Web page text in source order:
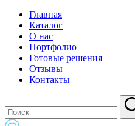
Главная
Каталог
О нас
Портфолио
Готовые решения
Отзывы
Контакты